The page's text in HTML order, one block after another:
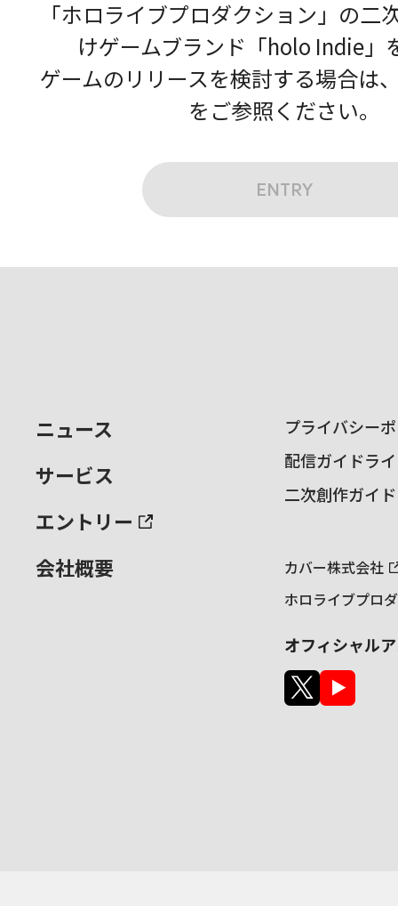
「ホロライブプロダクション」の二
けゲームブランド「holo Indie」
ゲームのリリースを検討する場合は
をご参照ください。
ENTRY
ニュース
サービス
エントリー
会社概要
プライバシー
配信ガイドラ
二次創作ガイ
カバー株式会社
ホロライブプロ
オフィシャル